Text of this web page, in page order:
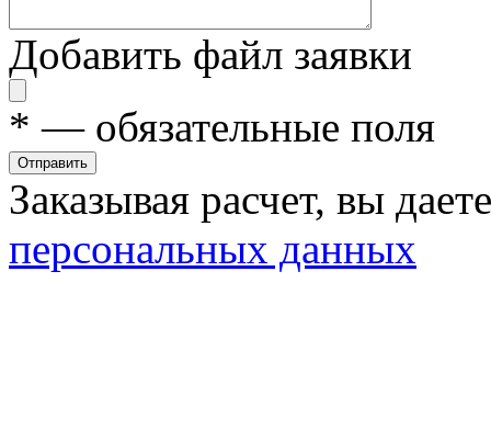
Добавить файл заявки
* — обязательные поля
Отправить
Заказывая расчет, вы
персональных данных